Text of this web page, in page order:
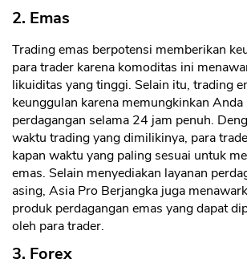
2. Emas
Trading emas berpotensi memberikan
para trader karena komoditas ini
likuiditas yang tinggi. Selain itu, trading
keunggulan karena memungkinkan
perdagangan selama 24 jam penuh.
waktu trading yang dimilikinya, para
kapan waktu yang paling sesuai untuk
emas. Selain menyediakan layanan
asing, Asia Pro Berjangka juga
produk perdagangan emas yang dapat
oleh para trader.
3. Forex